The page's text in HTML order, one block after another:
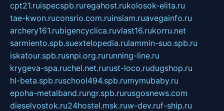
cpt21.ruispecspb.ruregahost.rukolosok-elita.ru
tae-kwon.ruconsrio.com.ruinsiam.ruavegainfo.ru
archery161.rubigencyclica.ruvlast16.rukorru.net
sarmiento.spb.suextelopedia.rulammin-suo.spb.ru
iskatour.spb.rusnpi.org.rurunning-line.ru
krygeva-spa.ruchel.net.rurust-loco.rudugshop.ru
hl-beta.spb.ruschool494.spb.rumymubaby.ru
epoha-metalband.rungr.spb.rurusgosnews.com
dieselvostok.ru24hostel.msk.ruw-dev.ruf-ship.ru